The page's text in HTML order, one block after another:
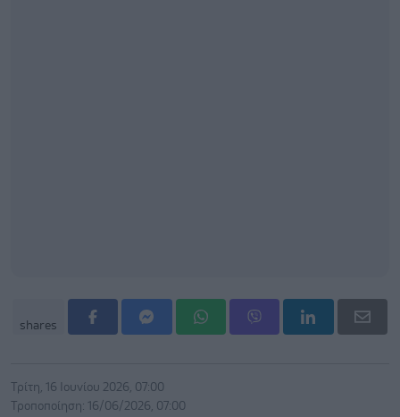
shares
Τρίτη, 16 Ιουνίου 2026, 07:00
Τροποποίηση: 16/06/2026, 07:00